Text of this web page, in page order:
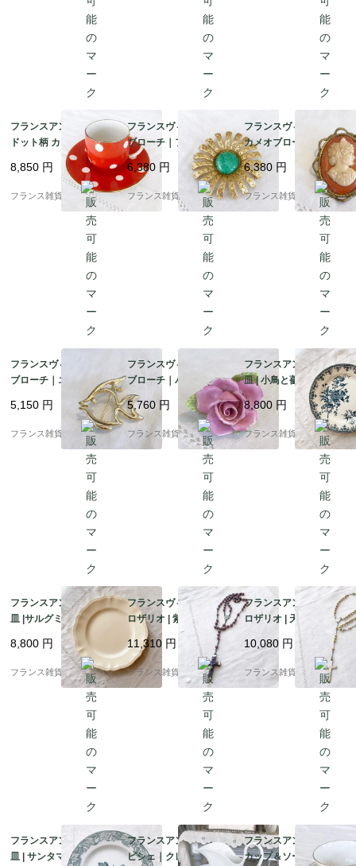
フランスアンティーク
ドット柄 カップ＆ソー
サー | ディゴワン・サ
ルグミンヌ窯 鮮やかな
朱赤 レトロな水玉模様
8,850 円
フランス雑貨chouchou
フランスヴィンテージ
ブローチ｜フラワーモ
チーフ 翡翠 ゴールドメ
タル 上品なライトグリ
ーン |1900年代中頃～
6,380 円
フランス雑貨chouchou
フランスヴィンテージ
カメオブローチ｜女性
の横顔 CAMEO セルロ
イド製 |1930-40年頃
6,380 円
フランス雑貨chouchou
フランスヴィンテージ
ブローチ｜エンゼルフ
ィッシュ 魚 ゴールドト
ーン Trifari |1900年代
中頃～後半
5,150 円
フランス雑貨chouchou
フランスヴィンテージ
ブローチ｜パステルピ
ンク 薔薇型 陶器製 ハ
ンドメイド |1900年代
中頃～後半
5,760 円
フランス雑貨chouchou
フランスアンティーク
皿 | 小鳥と薔薇柄 深い
ブルー Terre de Fer 平
皿 | 1900年代初頭
8,800 円
フランス雑貨chouchou
フランスアンティーク
皿 |サルグミンヌ窯 Sar
reguemines 花リム 温
かみのあるエクリュカ
ラー | 1920-50年頃
8,800 円
フランス雑貨chouchou
フランスヴィンテージ
ロザリオ | 紫色のガラ
スビーズ ルルドの記念
十字架 神聖 | 1890－19
30年頃
11,310 円
フランス雑貨chouchou
フランスアンティーク
ロザリオ | 天然ボーン
ナチュラルな色あい 十
字架 神聖 | 1900-1950
年代
10,080 円
フランス雑貨chouchou
フランスアンティーク
皿 | サンタマン St Ama
フランスアンティーク
ピシェ｜クレイユ＆モ
フランスアンティーク
カップ＆ソーサー | ホ